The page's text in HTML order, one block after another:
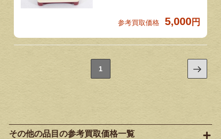
参考買取価格 5,000 円
1
その他の品目の参考買取価格一覧